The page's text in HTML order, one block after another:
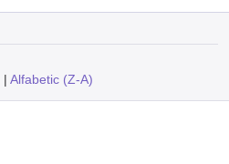
| Alfabetic (Z-A)